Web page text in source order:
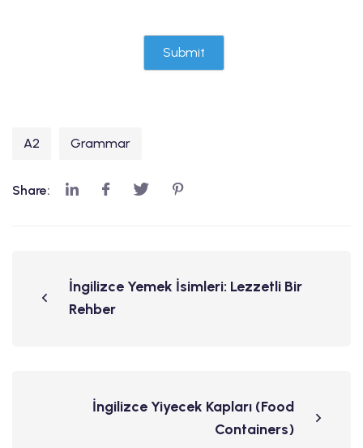
A2 Grammar
Share:
İngilizce Yemek İsimleri: Lezzetli Bir
Rehber
İngilizce Yiyecek Kapları (Food
Containers)